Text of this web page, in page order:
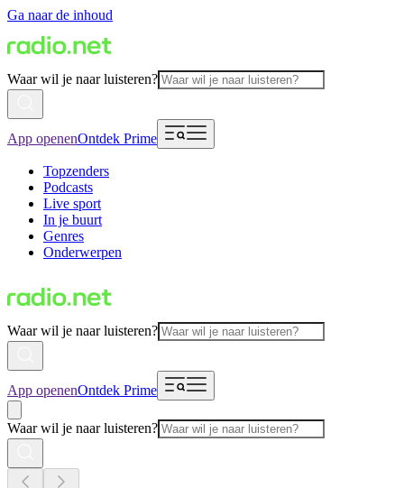
Ga naar de inhoud
Waar wil je naar luisteren?
App openenOntdek Prime
Topzenders
Podcasts
Live sport
In je buurt
Genres
Onderwerpen
Waar wil je naar luisteren?
App openenOntdek Prime
Waar wil je naar luisteren?